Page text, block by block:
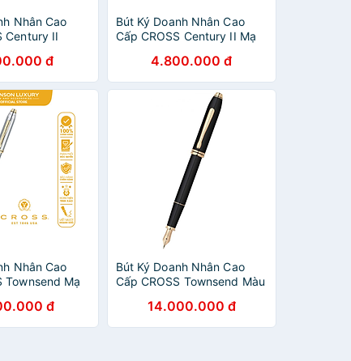
Nhân Cao
Century II
Vàng 23KT
đ
Bút Ký Doanh Nhân Cao
Cấp CROSS Century II Mạ
4.800.000 đ
Nhân Cao
Townsend Mạ
đ
Bút Ký Doanh Nhân Cao
Cấp CROSS Townsend Màu
14.000.000 đ